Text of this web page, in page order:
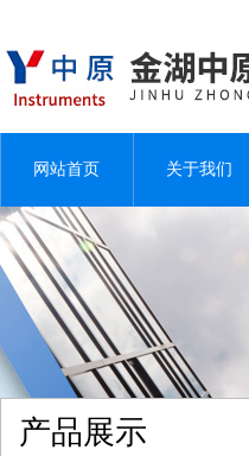
网站首页 关于我们
产品展示